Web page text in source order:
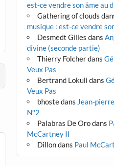
est-ce vendre son âme au
Gathering of clouds
musique : est-ce vendre
Desmedt Gilles dans
divine (seconde partie)
Thierry Folcherdans
Veux Pas
Bertrand Lokuli dans
Veux Pas
bhostedans Jean-
N°2
Palabras De Orodans
McCartney II
Dillondans Paul